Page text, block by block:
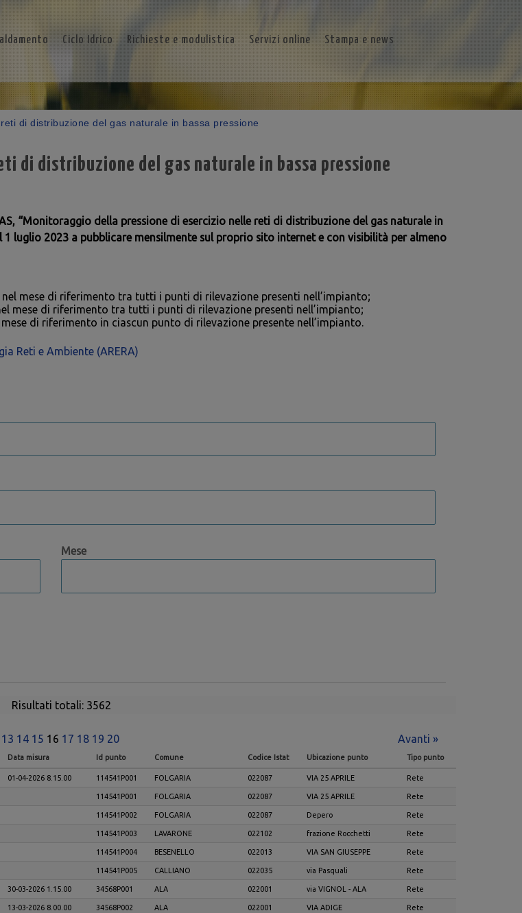
Ciclo Idrico Richieste e modulistica Servizi online Stampa e news
di distribuzione del gas naturale in bassa pressione
di distribuzione del gas naturale in bassa pressione
, “Monitoraggio della pressione di esercizio nelle reti di distribuzione del gas naturale in
luglio 2023 a pubblicare mensilmente sul proprio sito internet e con visibilità per almeno
mese di riferimento tra tutti i punti di rilevazione presenti nell’impianto;
mese di riferimento tra tutti i punti di rilevazione presenti nell’impianto;
di riferimento in ciascun punto di rilevazione presente nell’impianto.
Reti e Ambiente (ARERA)
Mese
Risultati totali: 3562
13 14 15 16 17 18 19 20 Avanti »
Data misura Id punto Comune Codice Istat Ubicazione punto Tipo punto
01-04-2026 8.15.00 114541P001 FOLGARIA 022087 VIA 25 APRILE Rete
114541P001 FOLGARIA 022087 VIA 25 APRILE Rete
114541P002 FOLGARIA 022087 Depero Rete
114541P003 LAVARONE 022102 frazione Rocchetti Rete
114541P004 BESENELLO 022013 VIA SAN GIUSEPPE Rete
114541P005 CALLIANO 022035 via Pasquali Rete
30-03-2026 1.15.00 34568P001 ALA 022001 via VIGNOL - ALA Rete
13-03-2026 8.00.00 34568P002 ALA 022001 VIA ADIGE Rete